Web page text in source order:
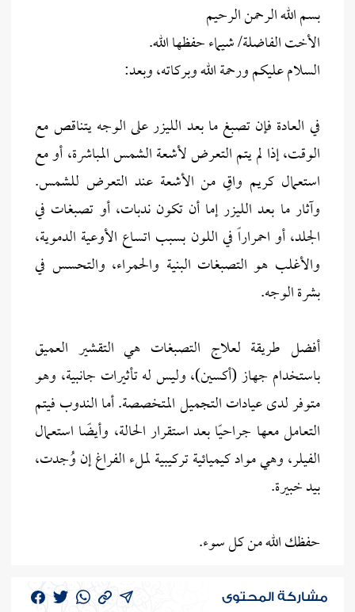
بسم الله الرحمن الرحيم
الأخت الفاضلة/ شيماء حفظها الله.
السلام عليكم ورحمة الله وبركاته، وبعد:
في العادة فإن تصبغ ما بعد الليزر على الوجه يتناقص مع
الوقت، إذا لم يتم التعرض لأشعة الشمس المباشرة، أو مع
استعمال كريم واقٍ من الأشعة عند التعرض للشمس.
وآثار ما بعد الليزر إما أن تكون ندبات، أو تصبغات في
الجلد، أو احمراراً في اللون بسبب اتساع الأوعية الدموية،
والأغلب هو التصبغات البنية والحمراء، والتحسس في
بشرة الوجه.
أفضل طريقة لعلاج التصبغات هي التقشير العميق
باستخدام جهاز (أكسين)، وليس له تأثيرات جانبية، وهو
متوفر لدى عيادات التجميل المتخصصة. أما الندوب فيتم
التعامل معها جراحيًا بعد استقرار الحالة، وأيضًا استعمال
الفيلر، وهي مواد كيميائية تركيبية لملء الفراغ إن وُجدت،
بيد خبيرة.
حفظك الله من كل سوء.
مشاركة المحتوى